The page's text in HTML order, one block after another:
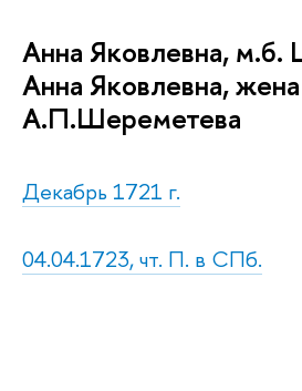
Анна Яковлевна,
Анна Яковлевна, жена
А.П.Шереметева
Декабрь 1721 г.
04.04.1723, чт. П. в СПб.